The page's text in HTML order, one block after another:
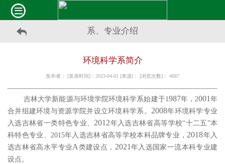
系、专业介绍
环境科学系简介
发布者： [发表时间]：2023-04-01 [来源]： [浏览次数]： 4087
吉林大学新能源与环境学院环境科学系始建于1987年， 2001 年
合并组建环境与资源学院并设立环境科学系。 2008年环境科学专业
入选吉林省一类特色专业、2012年入选吉林省高等学校“十二五”本
科特色专业、 2015年入选吉林省高等学校本科品牌专业，2018年入
选吉林省高水平专业A 类建设 点 ， 2021 年入选国家一流本科专业建
设点。